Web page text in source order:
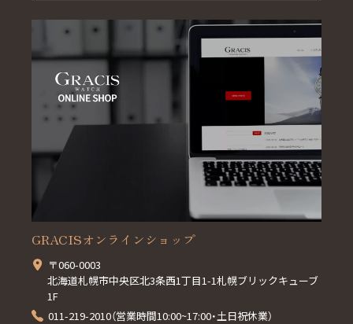
GRACISオンラインショップ
〒060-0003
北海道札幌市中央区北3条西1丁目1-1札幌ブリックキューブ
1F
011-219-2010（営業時間10:00~17:00・土日祝休業）